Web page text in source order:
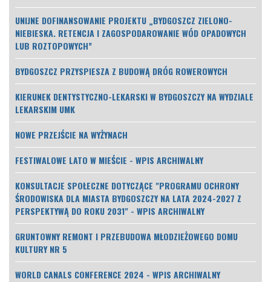
UNIJNE DOFINANSOWANIE PROJEKTU „BYDGOSZCZ ZIELONO-
NIEBIESKA. RETENCJA I ZAGOSPODAROWANIE WÓD OPADOWYCH
LUB ROZTOPOWYCH”
BYDGOSZCZ PRZYSPIESZA Z BUDOWĄ DRÓG ROWEROWYCH
KIERUNEK DENTYSTYCZNO-LEKARSKI W BYDGOSZCZY NA WYDZIALE
LEKARSKIM UMK
NOWE PRZEJŚCIE NA WYŻYNACH
FESTIWALOWE LATO W MIEŚCIE - WPIS ARCHIWALNY
KONSULTACJE SPOŁECZNE DOTYCZĄCE "PROGRAMU OCHRONY
ŚRODOWISKA DLA MIASTA BYDGOSZCZY NA LATA 2024-2027 Z
PERSPEKTYWĄ DO ROKU 2031" - WPIS ARCHIWALNY
GRUNTOWNY REMONT I PRZEBUDOWA MŁODZIEŻOWEGO DOMU
KULTURY NR 5
WORLD CANALS CONFERENCE 2024 - WPIS ARCHIWALNY